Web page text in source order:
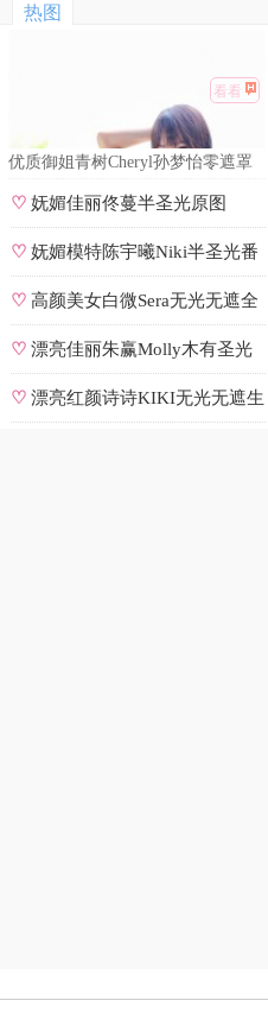
热图
看看
优质御姐青树Cheryl孙梦怡零遮罩
♡妩媚佳丽佟蔓半圣光原图
♡妩媚模特陈宇曦Niki半圣光番
号
♡高颜美女白微Sera无光无遮全
集
♡漂亮佳丽朱赢Molly木有圣光
原图
♡漂亮红颜诗诗KIKI无光无遮生